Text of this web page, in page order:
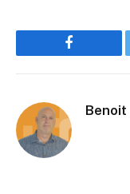
Facebook
Benoit